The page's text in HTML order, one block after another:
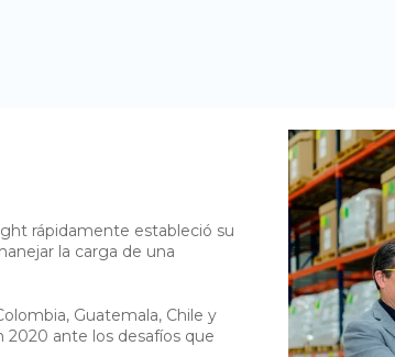
rápidamente estableció su
la carga de una
Guatemala, Chile y
2020 ante los desafíos que